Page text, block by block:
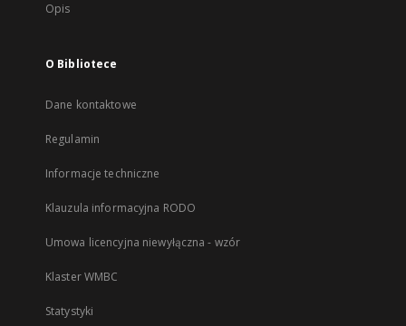
Opis
O Bibliotece
Dane kontaktowe
Regulamin
Informacje techniczne
Klauzula informacyjna RODO
Umowa licencyjna niewyłączna - wzór
Klaster WMBC
Statystyki